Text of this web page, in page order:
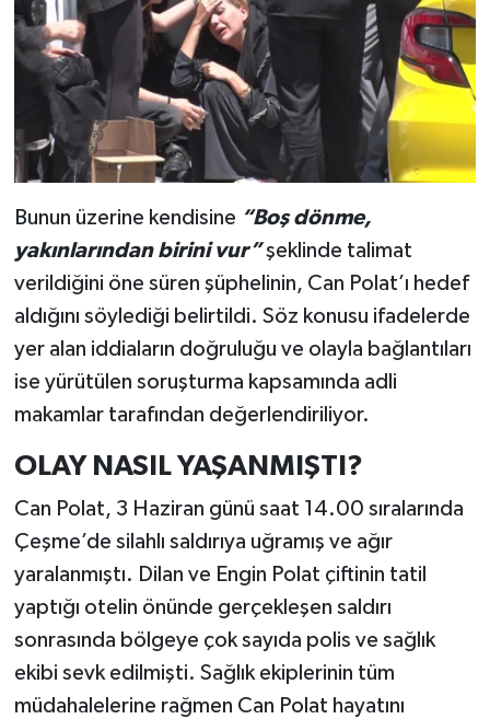
Bunun üzerine kendisine “Boş dönme,
yakınlarından birini vur”şeklinde talimat
verildiğini öne süren şüphelinin, Can Polat’ı hedef
aldığını söylediği belirtildi. Söz konusu ifadelerde
yer alan iddiaların doğruluğu ve olayla bağlantıları
ise yürütülen soruşturma kapsamında adli
makamlar tarafından değerlendiriliyor.
OLAY NASIL YAŞANMIŞTI?
Can Polat, 3 Haziran günü saat 14.00 sıralarında
Çeşme’de silahlı saldırıya uğramış ve ağır
yaralanmıştı. Dilan ve Engin Polat çiftinin tatil
yaptığı otelin önünde gerçekleşen saldırı
sonrasında bölgeye çok sayıda polis ve sağlık
ekibi sevk edilmişti. Sağlık ekiplerinin tüm
müdahalelerine rağmen Can Polat hayatını